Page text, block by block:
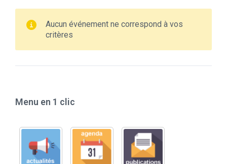
Aucun événement ne correspond à vos
critères
Menu en 1 clic